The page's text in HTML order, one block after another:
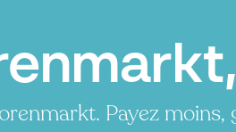
Payez